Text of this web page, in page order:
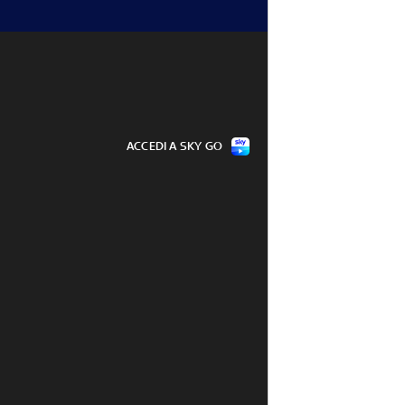
ACCEDI A SKY GO